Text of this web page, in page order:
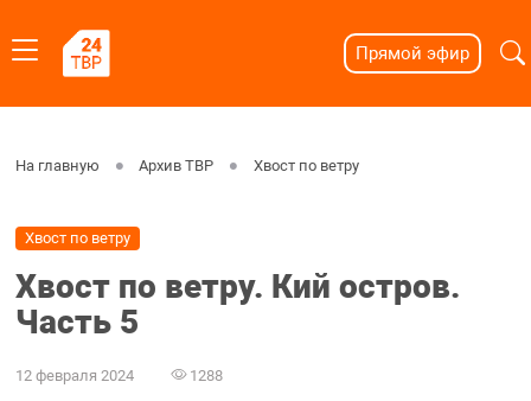
Прямой эфир
На главную Архив ТВР Хвост по ветру
Хвост по ветру
Хвост по ветру. Кий остров.
Часть 5
12 февраля 2024 1288